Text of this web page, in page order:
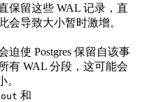
保留这些 WAL 记录，直
会导致大小暂时激增。
迫使 Postgres 保留自该事
有 WAL 分段，这可能会
。
和